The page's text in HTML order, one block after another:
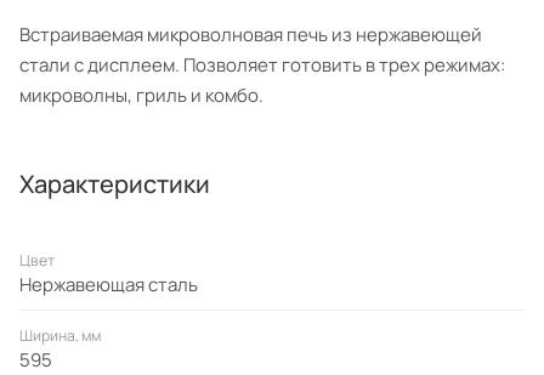
Встраиваемая микроволновая печь из нержавеющей
стали с дисплеем. Позволяет готовить в трех режимах:
микроволны, гриль и комбо.
Характеристики
Цвет
Нержавеющая сталь
Ширина, мм
595